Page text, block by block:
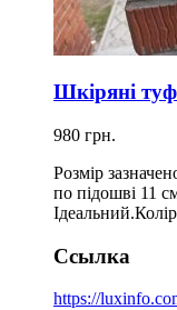
Шкіряні
980 грн.
Розмір
по підошві 11
Ссылка
https://